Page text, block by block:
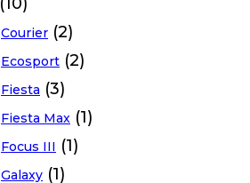
Courier (2)
Ecosport (2)
Fiesta (3)
Fiesta Max (1)
Focus III (1)
Galaxy (1)